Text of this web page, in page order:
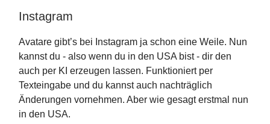
Instagram
Avatare gibt’s bei Instagram ja schon eine Weile. Nun
kannst du - also wenn du in den USA bist - dir den
auch per KI erzeugen lassen. Funktioniert per
Texteingabe und du kannst auch nachträglich
Änderungen vornehmen. Aber wie gesagt erstmal nun
in den USA.